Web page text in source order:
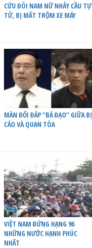
CỨU ĐÔI NAM NỮ NHẢY CẦU TỰ
TỬ, BỊ MẤT TRỘM XE MÁY
MÀN ĐỐI ĐÁP “BÁ ĐẠO” GIỮA BỊ
CÁO VÀ QUAN TÒA
VIỆT NAM ĐỨNG HẠNG 96
NHỮNG NƯỚC HẠNH PHÚC
NHẤT